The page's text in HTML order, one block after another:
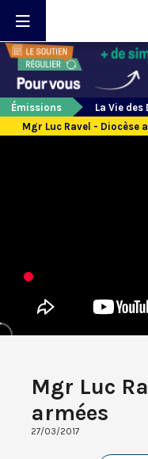
Émissions
La Vie des
Mgr Luc Ravel - Diocèse
Mgr Luc
armées
27/03/2017